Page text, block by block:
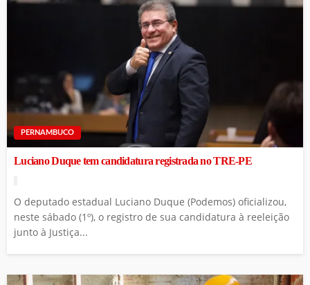
PERNAMBUCO
Luciano Duque tem candidatura registrada no TRE-PE
O deputado estadual Luciano Duque (Podemos) oficializou,
neste sábado (1º), o registro de sua candidatura à reeleição
junto à Justiça...